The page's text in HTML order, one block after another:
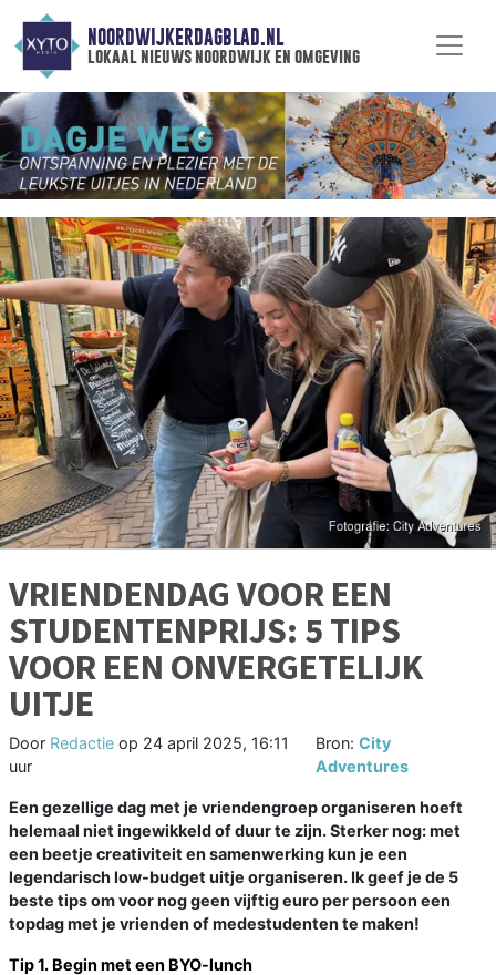
NOORDWIJKERDAGBLAD.NL
lokaal nieuws noordwijk en omgeving
VRIENDENDAG VOOR EEN
STUDENTENPRIJS: 5 TIPS
VOOR EEN ONVERGETELIJK
UITJE
Door Redactie op 24 april 2025, 16:11
uur
Bron:City
Adventures
Een gezellige dag met je vriendengroep organiseren hoeft
helemaal niet ingewikkeld of duur te zijn. Sterker nog: met
een beetje creativiteit en samenwerking kun je een
legendarisch low-budget uitje organiseren. Ik geef je de 5
beste tips om voor nog geen vijftig euro per persoon een
topdag met je vrienden of medestudenten te maken!
Tip 1. Begin met een BYO-lunch